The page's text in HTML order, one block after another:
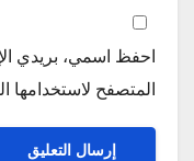
احفظ اسمي، بريدي
المتصفح لاستخدامها